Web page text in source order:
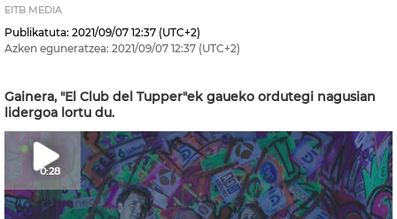
EITB MEDIA
Publikatuta: 2021/09/07 12:37 (UTC+2)
Azken eguneratzea: 2021/09/07 12:37 (UTC+2)
Gainera, "El Club del Tupper"ek gaueko ordutegi nagusian
lidergoa lortu du.
0:28